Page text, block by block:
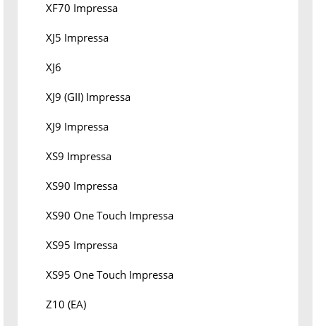
XF70 Impressa
XJ5 Impressa
XJ6
XJ9 (GII) Impressa
XJ9 Impressa
XS9 Impressa
XS90 Impressa
XS90 One Touch Impressa
XS95 Impressa
XS95 One Touch Impressa
Z10 (EA)